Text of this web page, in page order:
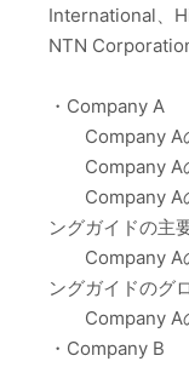
International、
NTN
・Company A
Company A
Company A
Company Aの
ングガイドの主
Company Aの
ングガイドのグ
Company Aの
・Company B